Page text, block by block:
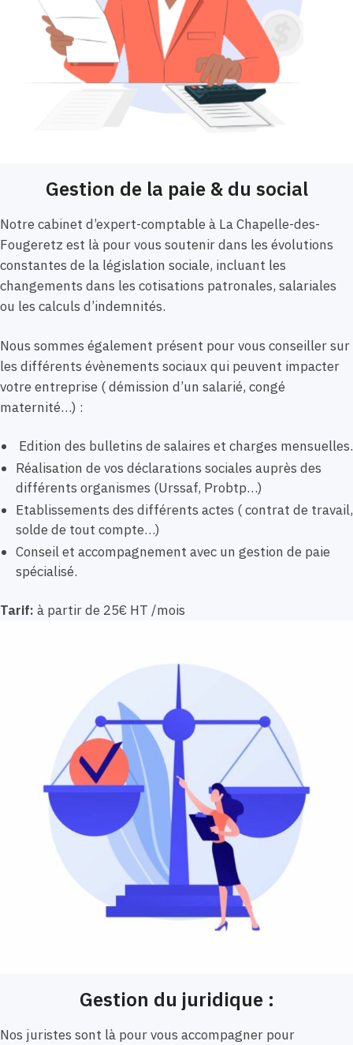
Gestion de la paie & du social
Notre cabinet d’expert-comptable à La Chapelle-des-
Fougeretz est là pour vous soutenir dans les évolutions
constantes de la législation sociale, incluant les
changements dans les cotisations patronales, salariales
ou les calculs d’indemnités.
Nous sommes également présent pour vous conseiller sur
les différents évènements sociaux qui peuvent impacter
votre entreprise ( démission d’un salarié, congé
maternité…) :
Edition des bulletins de salaires et charges mensuelles.
Réalisation de vos déclarations sociales auprès des
différents organismes (Urssaf, Probtp…)
Etablissements des différents actes ( contrat de travail,
solde de tout compte…)
Conseil et accompagnement avec un gestion de paie
spécialisé.
Tarif: à partir de 25€ HT /mois
Gestion du juridique :
Nos juristes sont là pour vous accompagner pour